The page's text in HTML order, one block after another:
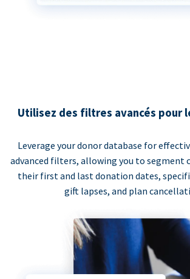
Utilisez des filtres avancés pour
Leverage your donor database for
advanced filters, allowing you to segment
their first and last donation dates,
gift lapses, and plan